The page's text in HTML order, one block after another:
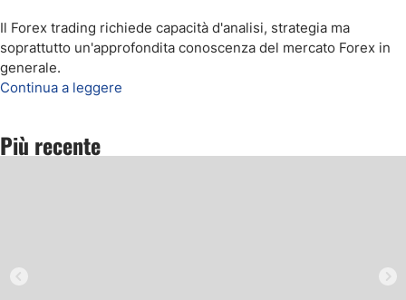
Terminologia Forex
Strategie Forex
Indicatori Forex
Il Forex trading richiede capacità d'analisi, strategia ma
soprattutto un'approfondita conoscenza del mercato Forex in
generale.
Continua a leggere
Più recente